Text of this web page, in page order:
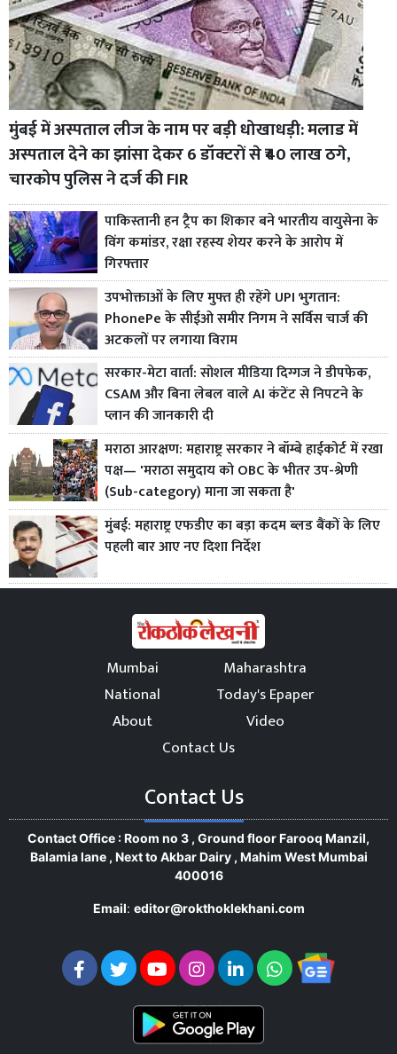
मुंबई में अस्पताल लीज के नाम पर बड़ी धोखाधड़ी: मलाड में
अस्पताल देने का झांसा देकर 6 डॉक्टरों से ₹40 लाख ठगे,
चारकोप पुलिस ने दर्ज की FIR
पाकिस्तानी हन ट्रैप का शिकार बने भारतीय वायुसेना के
विंग कमांडर, रक्षा रहस्य शेयर करने के आरोप में
गिरफ्तार
उपभोक्ताओं के लिए मुफ्त ही रहेंगे UPI भुगतान:
PhonePe के सीईओ समीर निगम ने सर्विस चार्ज की
अटकलों पर लगाया विराम
सरकार-मेटा वार्ता: सोशल मीडिया दिग्गज ने डीपफेक,
CSAM और बिना लेबल वाले AI कंटेंट से निपटने के
प्लान की जानकारी दी
मराठा आरक्षण: महाराष्ट्र सरकार ने बॉम्बे हाईकोर्ट में रखा
पक्ष— 'मराठा समुदाय को OBC के भीतर उप-श्रेणी
(Sub-category) माना जा सकता है'
मुंबई: महाराष्ट्र एफडीए का बड़ा कदम ब्लड बैंकों के लिए
पहली बार आए नए दिशा निर्देश
Mumbai
Maharashtra
National
Today's Epaper
About
Video
Contact Us
Contact Us
Contact Office : Room no 3 , Ground floor Farooq Manzil,
Balamia lane , Next to Akbar Dairy , Mahim West Mumbai
400016
Email: editor@rokthoklekhani.com